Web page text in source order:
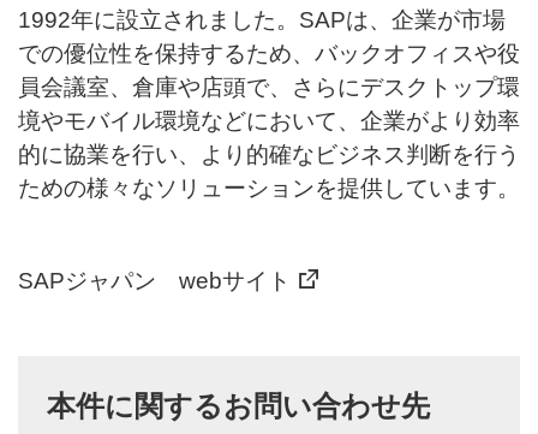
1992年に設立されました。SAPは、企業が市場
での優位性を保持するため、バックオフィスや役
員会議室、倉庫や店頭で、さらにデスクトップ環
境やモバイル環境などにおいて、企業がより効率
的に協業を行い、より的確なビジネス判断を行う
ための様々なソリューションを提供しています。
SAPジャパン webサイト
本件に関するお問い合わせ先